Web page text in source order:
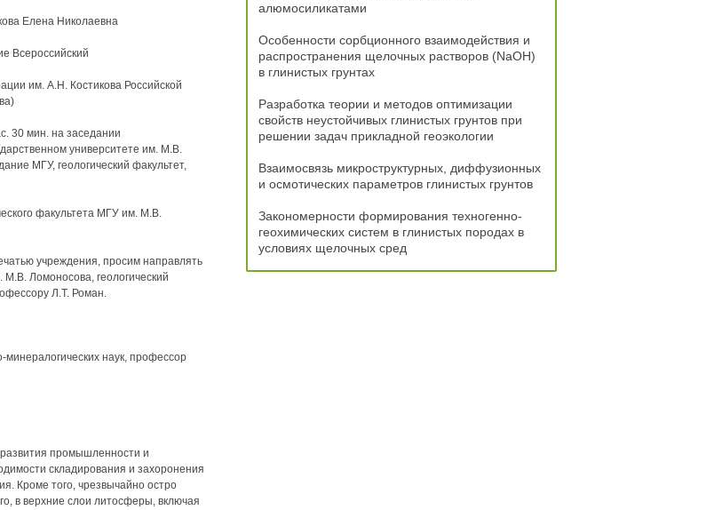
Елена Николаевна
Всероссийский
им. А.Н. Костикова Российской
30 мин. на заседании
университете им. М.В.
МГУ, геологический факультет,
факультета МГУ им. М.В.
учреждения, просим направлять
Ломоносова, геологический
Л.Т. Роман.
минералогических наук, профессор
промышленности и
складирования и захоронения
Кроме того, чрезвычайно остро
в верхние слои литосферы, включая
алюмосиликатами
Особенности сорбционного взаимодействия и
распространения щелочных растворов (NaOH)
в глинистых грунтах
Разработка теории и методов оптимизации
свойств неустойчивых глинистых грунтов при
решении задач прикладной геоэкологии
Взаимосвязь микроструктурных, диффузионных
и осмотических параметров глинистых грунтов
Закономерности формирования техногенно-
геохимических систем в глинистых породах в
условиях щелочных сред